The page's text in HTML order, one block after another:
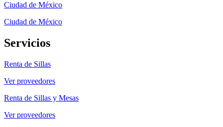
Ciudad de México
Ciudad de México
Servicios
Renta de Sillas
Ver proveedores
Renta de Sillas y Mesas
Ver proveedores